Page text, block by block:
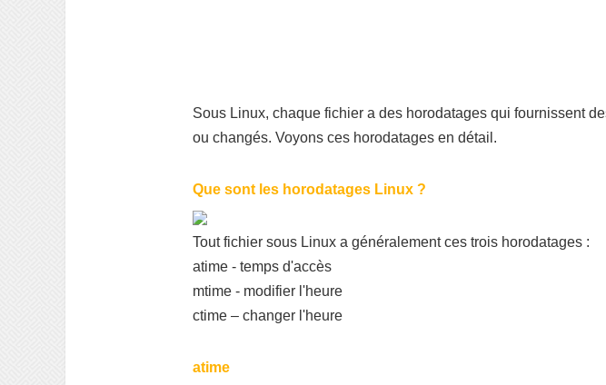
Sous Linux, chaque fichier a des horodatages qui fournissent
ou changés. Voyons ces horodatages en détail.
Que sont les horodatages Linux ?
Tout fichier sous Linux a généralement ces trois horodatages :
atime - temps d'accès
mtime - modifier l'heure
ctime – changer l'heure
atime